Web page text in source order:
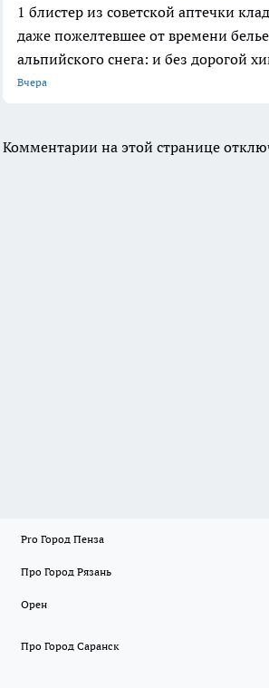
1 блистер из советской аптечки
даже пожелтевшее от времени
альпийского снега: и без дорогой
Вчера
Комментарии на этой странице
Pro Город Пенза
Про Город Рязань
Орен
Про Город Саранск